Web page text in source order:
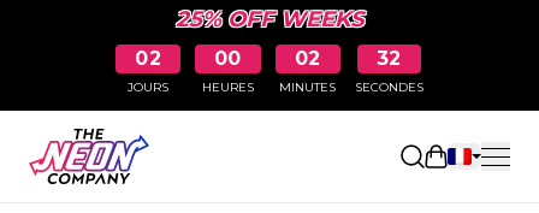
25% OFF WEEKS
02
JOURS
00
HEURES
02
MINUTES
32
SECONDES
Ouvrir le
PAGE NON TROUVÉE